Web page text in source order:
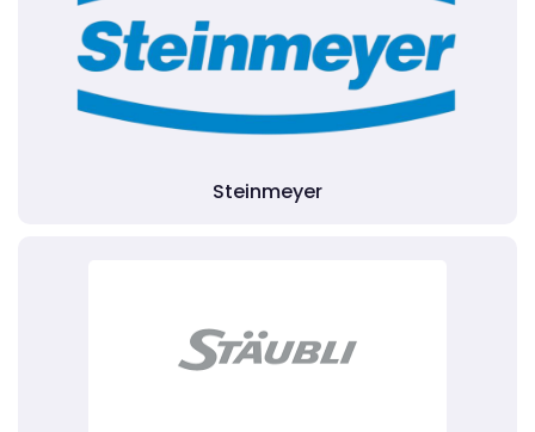
Steinmeyer